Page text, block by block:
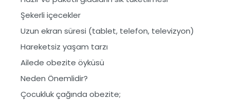
Şekerli içecekler
Uzun ekran süresi (tablet, telefon, televizyon)
Hareketsiz yaşam tarzı
Ailede obezite öyküsü
Neden Önemlidir?
Çocukluk çağında obezite;